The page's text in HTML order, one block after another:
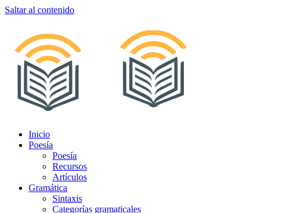
Saltar al contenido
Inicio
Poesía
Poesía
Recursos
Artículos
Gramática
Sintaxis
Categorías gramaticales